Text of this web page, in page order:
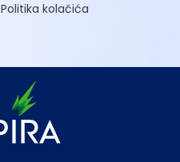
Politika kolačića